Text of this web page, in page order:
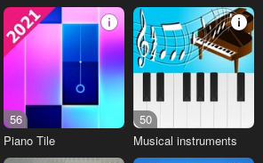
56
Piano Tile
50
Musical instruments